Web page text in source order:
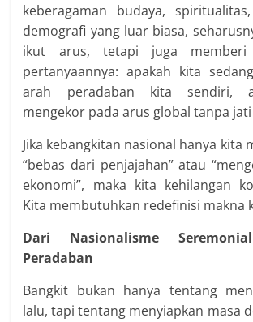
keberagaman budaya,
demografi yang luar biasa,
ikut arus, tetapi juga memberi
pertanyaannya: apakah kita
arah peradaban kita sendiri,
mengekor pada arus global tanpa
Jika kebangkitan nasional hanya kita
“bebas dari penjajahan” atau
ekonomi”, maka kita kehilangan
Kita membutuhkan redefinisi makna
Dari Nasionalisme
Peradaban
Bangkit bukan hanya tentang
lalu, tapi tentang menyiapkan masa